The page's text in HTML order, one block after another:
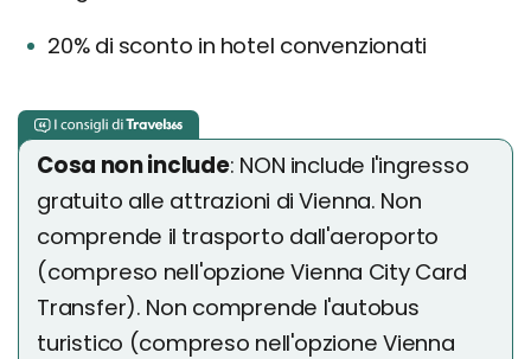
20% di sconto in hotel convenzionati
Cosa non include: NON include l'ingresso
gratuito alle attrazioni di Vienna. Non
comprende il trasporto dall'aeroporto
(compreso nell'opzione Vienna City Card
Transfer). Non comprende l'autobus
turistico (compreso nell'opzione Vienna